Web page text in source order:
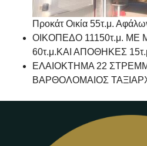
Προκάτ Οικία 55τ.μ.
ΟΙΚΟΠΕΔΟ 11150τ.μ. ΜΕ
60τ.μ.ΚΑΙ ΑΠΟΘΗΚΕΣ
ΕΛΑΙΟΚΤΗΜΑ 22
ΒΑΡΘΟΛΟΜΑΙΟΣ